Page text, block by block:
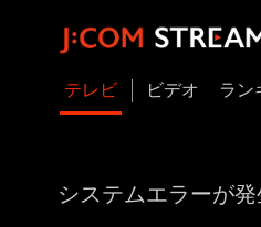
テレビ ビデオ ラン
システムエラーが